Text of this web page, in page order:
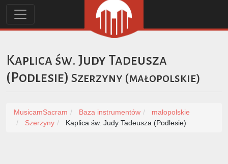
Kaplica św. Judy Tadeusza
(Podlesie) Szerzyny (małopolskie)
MusicamSacram Baza instrumentów
małopolskie
Szerzyny
Kaplica św. Judy Tadeusza (Podlesie)